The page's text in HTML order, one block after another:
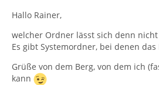
Hallo Rainer,
welcher Ordner lässt sich denn
Es gibt Systemordner, bei denen
Grüße von dem Berg, von dem ich
kann